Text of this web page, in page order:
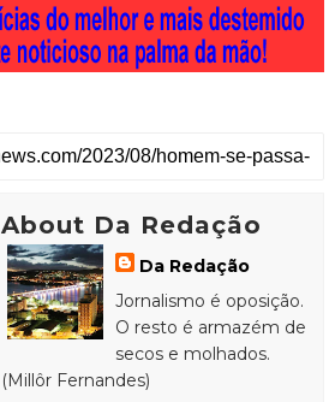
About Da Redação
Da Redação
Jornalismo é oposição.
O resto é armazém de
secos e molhados.
(Millôr Fernandes)